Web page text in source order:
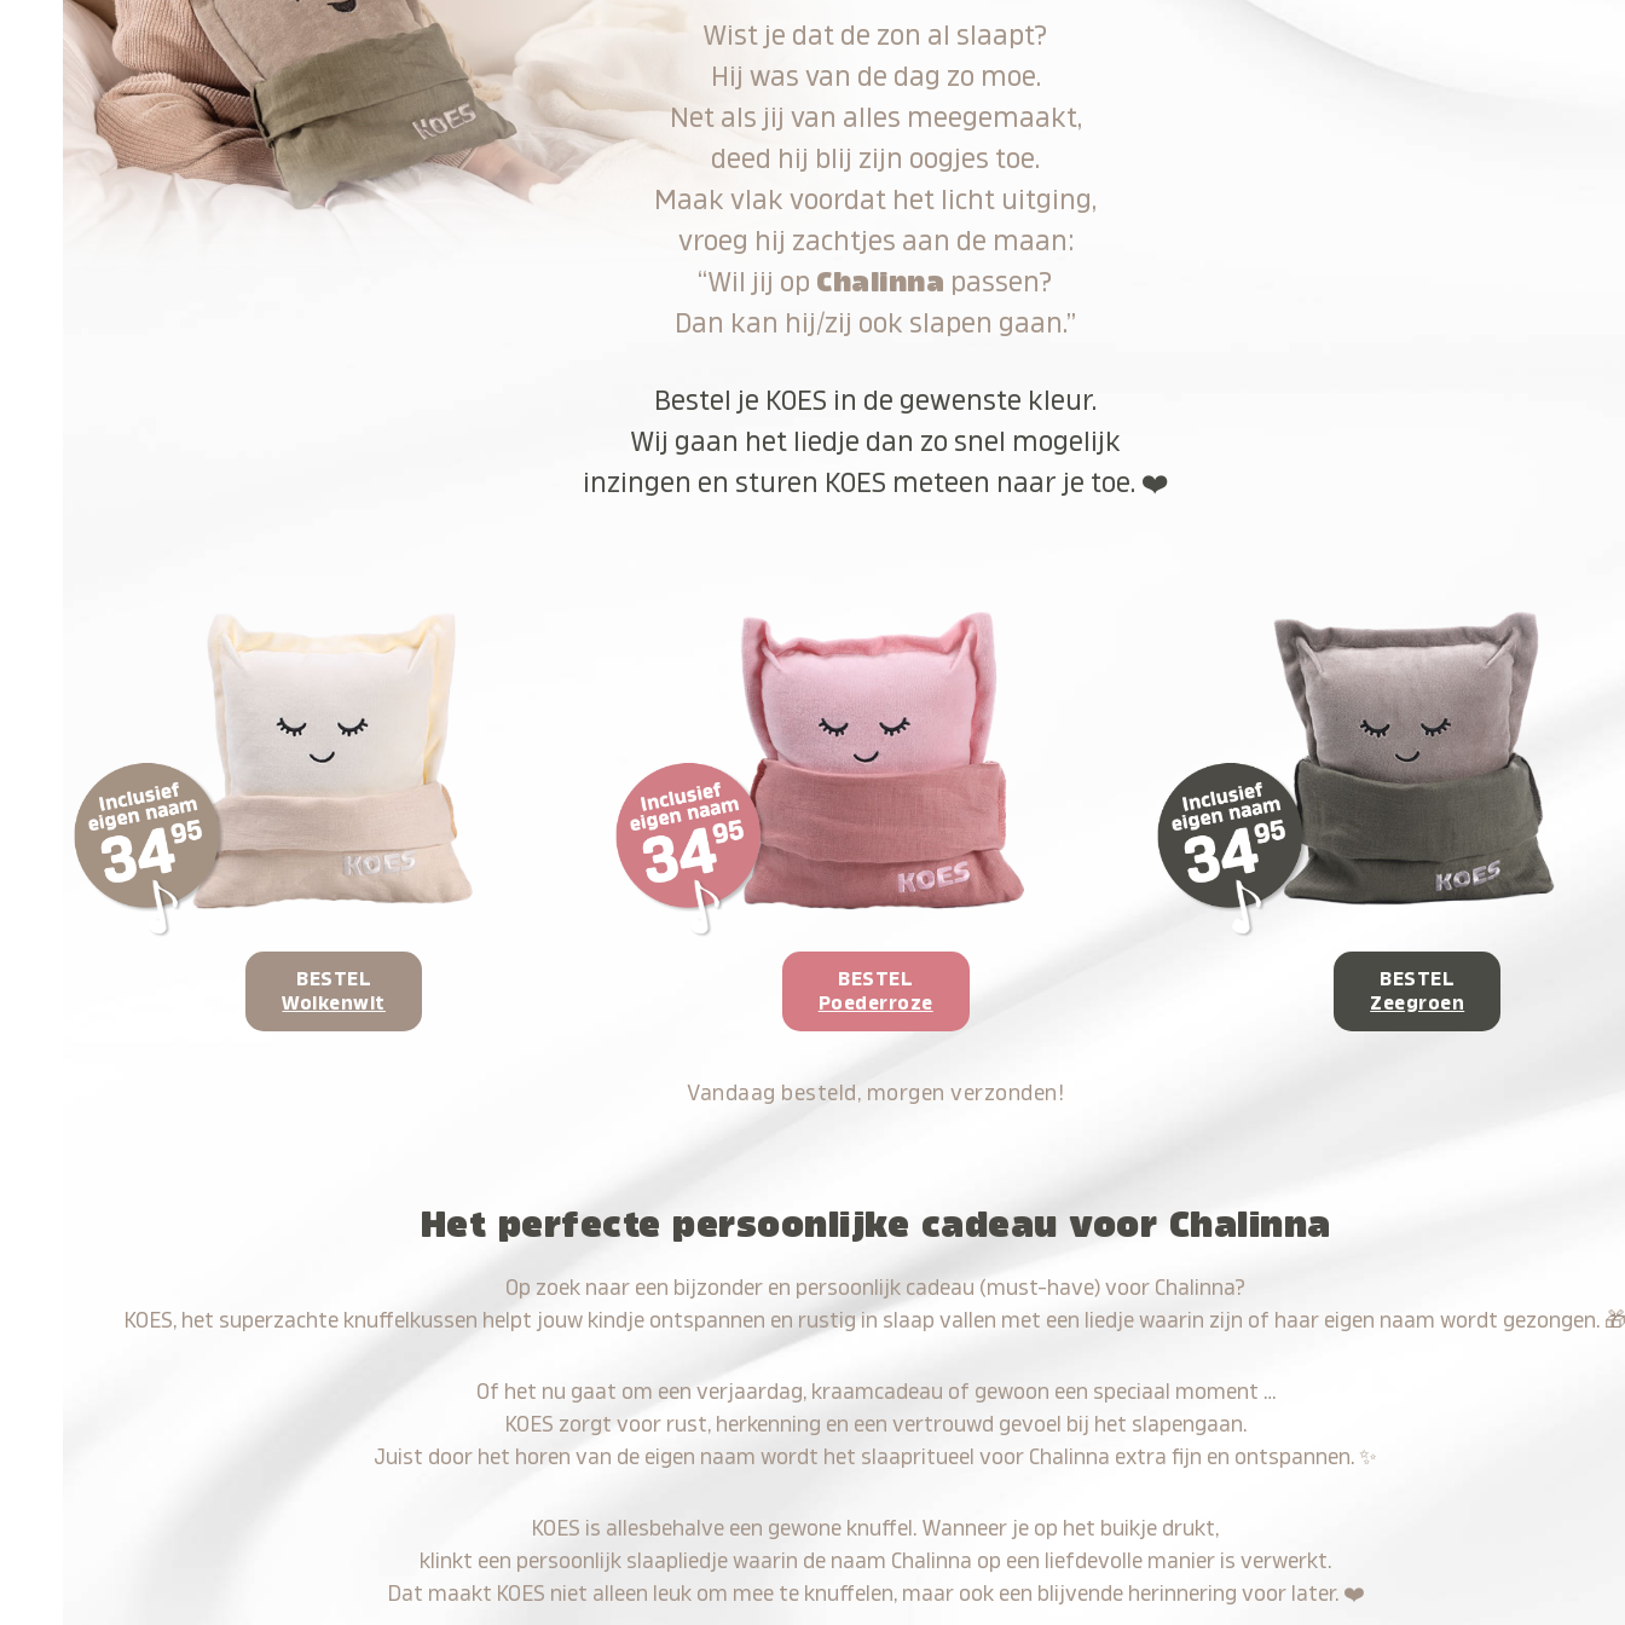
Wist je dat de zon al slaapt?
Hij was van de dag zo moe.
Net als jij van alles meegemaakt,
deed hij blij zijn oogjes toe.
Maak vlak voordat het licht uitging,
vroeg hij zachtjes aan de maan:
“Wil jij op Chalinna passen?
Dan kan hij/zij ook slapen gaan.”
Bestel je KOES in de gewenste kleur.
Wij gaan het liedje dan zo snel mogelijk
inzingen en sturen KOES meteen naar je toe. ❤️
BESTEL
Wolkenwit
BESTEL
Poederroze
BESTEL
Zeegroen
Vandaag besteld, morgen verzonden!
Het perfecte persoonlijke cadeau voor Chalinna
Op zoek naar een bijzonder en persoonlijk cadeau (must-have) voor Chalinna?
KOES, het superzachte knuffelkussen helpt jouw kindje ontspannen en rustig in slaap vallen met een liedje waarin zijn of haar eigen naam wordt gezongen.
Of het nu gaat om een verjaardag, kraamcadeau of gewoon een speciaal moment …
KOES zorgt voor rust, herkenning en een vertrouwd gevoel bij het slapengaan.
Juist door het horen van de eigen naam wordt het slaapritueel voor Chalinna extra fijn en ontspannen. ✨
KOES is allesbehalve een gewone knuffel. Wanneer je op het buikje drukt,
klinkt een persoonlijk slaapliedje waarin de naam Chalinna op een liefdevolle manier is verwerkt.
Dat maakt KOES niet alleen leuk om mee te knuffelen, maar ook een blijvende herinnering voor later. ❤️